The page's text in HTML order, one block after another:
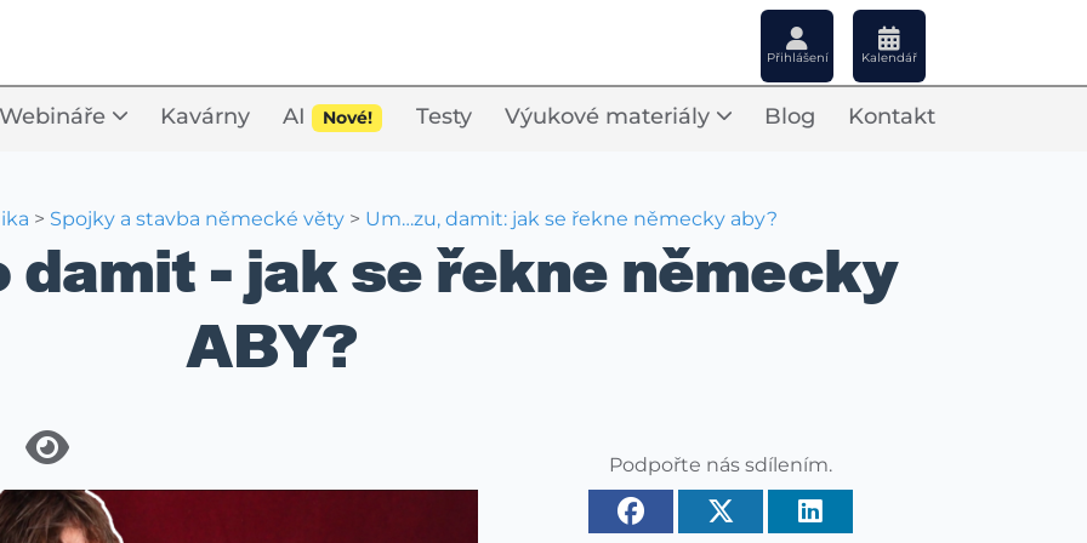
Přihlášení Kalendář
Kavárny AI Nové! Testy Výukové materiály Blog Kontakt
> Spojky a stavba německé věty> Um…zu, damit: jak se řekne německy aby?
damit - jak se řekne německy
ABY?
Podpořte nás sdílením.